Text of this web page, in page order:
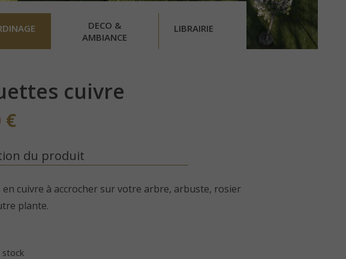
DECO &
AMBIANCE
LIBRAIRIE
cuivre
€
du produit
en cuivre à accrocher sur votre arbre, arbuste, rosier
plante.
stock